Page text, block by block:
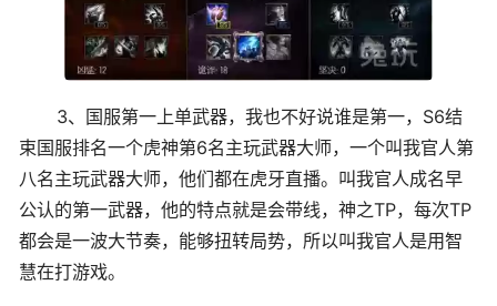
3、国服第一上单武器，我也不好说谁是第一，S6结
束国服排名一个虎神第6名主玩武器大师，一个叫我官人第
八名主玩武器大师，他们都在虎牙直播。叫我官人成名早
公认的第一武器，他的特点就是会带线，神之TP，每次TP
都会是一波大节奏，能够扭转局势，所以叫我官人是用智
慧在打游戏。